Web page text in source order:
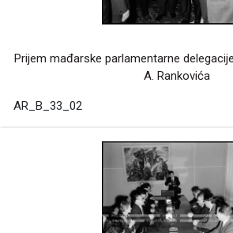
Prijem mađarske parlamentarne
A. Rankovića
AR_B_33_02